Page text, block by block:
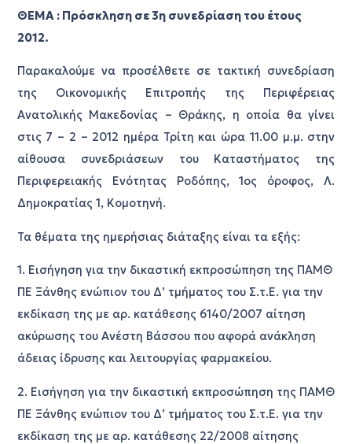
ΘΕΜΑ : Πρόσκληση σε 3η συνεδρίαση του έτους
2012.
Παρακαλούμε να προσέλθετε σε τακτική συνεδρίαση
της Οικονομικής Επιτροπής της Περιφέρειας
Ανατολικής Μακεδονίας – Θράκης, η οποία θα γίνει
στις 7 – 2 – 2012 ημέρα Τρίτη και ώρα 11.00 μ.μ. στην
αίθουσα συνεδριάσεων του Καταστήματος της
Περιφερειακής Ενότητας Ροδόπης, 1ος όροφος, Λ.
Δημοκρατίας 1, Κομοτηνή.
Τα θέματα της ημερήσιας διάταξης είναι τα εξής:
1. Εισήγηση για την δικαστική εκπροσώπηση της ΠΑΜΘ
ΠΕ Ξάνθης ενώπιον του Δ’ τμήματος του Σ.τ.Ε. για την
εκδίκαση της με αρ. κατάθεσης 6140/2007 αίτηση
ακύρωσης του Ανέστη Βάσσου που αφορά ανάκληση
άδειας ίδρυσης και λειτουργίας φαρμακείου.
2. Εισήγηση για την δικαστική εκπροσώπηση της ΠΑΜΘ
ΠΕ Ξάνθης ενώπιον του Δ’ τμήματος του Σ.τ.Ε. για την
εκδίκαση της με αρ. κατάθεσης 22/2008 αίτησης